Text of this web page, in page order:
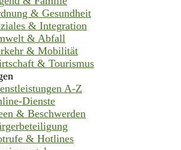
& Gesundheit
& Integration
& Abfall
& Mobilität
& Tourismus
A-Z
Dienste
& Beschwerden
& Hotlines